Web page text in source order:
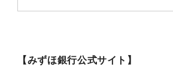
【みずほ銀行公式サイト】